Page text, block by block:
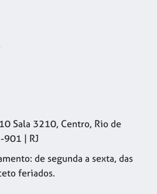
Sala 3210, Centro, Rio de
901 | RJ
de segunda a sexta, das
feriados.